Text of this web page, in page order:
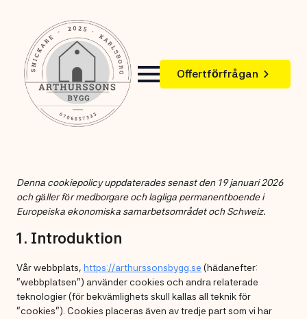
Offertförfrågan
Denna cookiepolicy uppdaterades senast den 19 januari 2026
och gäller för medborgare och lagliga permanentboende i
Europeiska ekonomiska samarbetsområdet och Schweiz.
1. Introduktion
Vår webbplats, https://arthurssonsbygg.se (hädanefter:
”webbplatsen”) använder cookies och andra relaterade
teknologier (för bekvämlighets skull kallas all teknik för
”cookies”). Cookies placeras även av tredje part som vi har